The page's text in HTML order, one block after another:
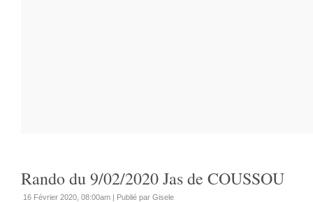
Rando du 9/02/2020 Jas de COUSSOU
16 Février 2020, 08:00am | Publié par Gisele